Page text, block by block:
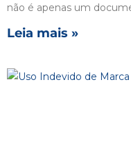
não é apenas um
Leia mais »